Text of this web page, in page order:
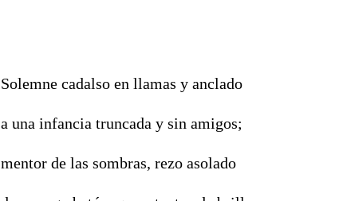
Solemne cadalso en llamas y anclado
a una infancia truncada y sin amigos;
mentor de las sombras, rezo asolado